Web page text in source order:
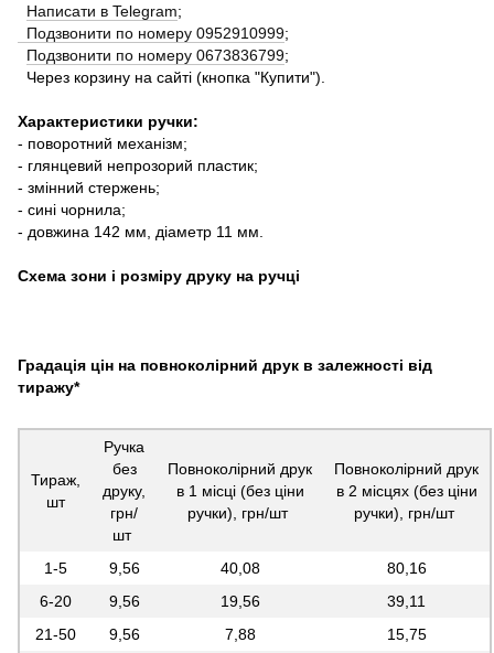
Написати в Telegram;
Подзвонити по номеру 0952910999;
Подзвонити по номеру 0673836799;
Через корзину на сайті (кнопка "Купити").
Характеристики ручки:
- поворотний механізм;
- глянцевий непрозорий пластик;
- змінний стержень;
- сині чорнила;
- довжина 142 мм, діаметр 11 мм.
Схема зони і розміру друку на ручці
Градація цін на повноколірний друк в залежності від
тиражу*
Тираж,
шт
Ручка
без
друку,
грн/
шт
Повноколірний друк
в 1 місці (без ціни
ручки), грн/шт
Повноколірний друк
в 2 місцях (без ціни
ручки), грн/шт
1-5 9,56 40,08
80,16
6-20
9,56 19,56
39,11
21-50
9,56 7,88 15,75